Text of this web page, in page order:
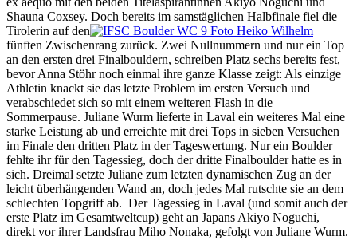
Shauna Coxsey. Doch bereits im samstäglichen Halbfinale fiel die
Tirolerin auf den
fünften Zwischenrang zurück. Zwei Nullnummern und nur ein Top
an den ersten drei Finalbouldern, schreiben Platz sechs bereits fest,
bevor Anna Stöhr noch einmal ihre ganze Klasse zeigt: Als einzige
Athletin knackt sie das letzte Problem im ersten Versuch und
verabschiedet sich so mit einem weiteren Flash in die
Sommerpause. Juliane Wurm lieferte in Laval ein weiteres Mal eine
starke Leistung ab und erreichte mit drei Tops in sieben Versuchen
im Finale den dritten Platz in der Tageswertung. Nur ein Boulder
fehlte ihr für den Tagessieg, doch der dritte Finalboulder hatte es in
sich. Dreimal setzte Juliane zum letzten dynamischen Zug an der
leicht überhängenden Wand an, doch jedes Mal rutschte sie an dem
schlechten Topgriff ab. Der Tagessieg in Laval (und somit auch der
erste Platz im Gesamtweltcup) geht an Japans Akiyo Noguchi,
direkt vor ihrer Landsfrau Miho Nonaka, gefolgt von Juliane Wurm.